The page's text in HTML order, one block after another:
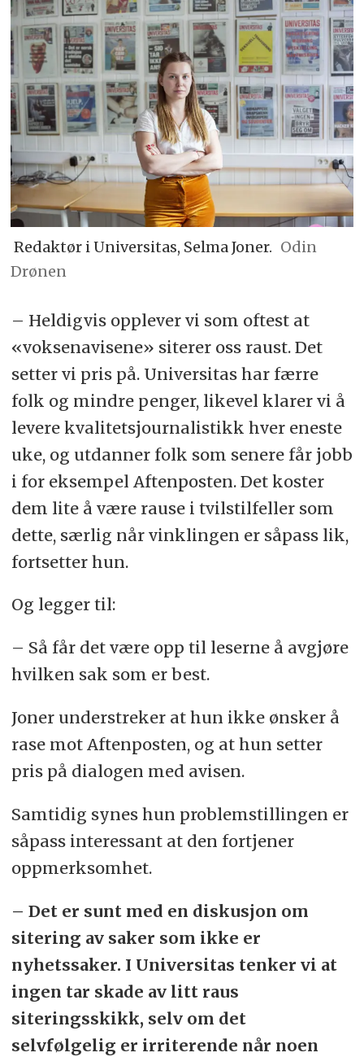
Redaktør i Universitas, Selma Joner. Odin
Drønen
– Heldigvis opplever vi som oftest at
«voksenavisene» siterer oss raust. Det
setter vi pris på. Universitas har færre
folk og mindre penger, likevel klarer vi å
levere kvalitetsjournalistikk hver eneste
uke, og utdanner folk som senere får jobb
i for eksempel Aftenposten. Det koster
dem lite å være rause i tvilstilfeller som
dette, særlig når vinklingen er såpass lik,
fortsetter hun.
Og legger til:
– Så får det være opp til leserne å avgjøre
hvilken sak som er best.
Joner understreker at hun ikke ønsker å
rase mot Aftenposten, og at hun setter
pris på dialogen med avisen.
Samtidig synes hun problemstillingen er
såpass interessant at den fortjener
oppmerksomhet.
– Det er sunt med en diskusjon om
sitering av saker som ikke er
nyhetssaker. I Universitas tenker vi at
ingen tar skade av litt raus
siteringsskikk, selv om det
selvfølgelig er irriterende når noen